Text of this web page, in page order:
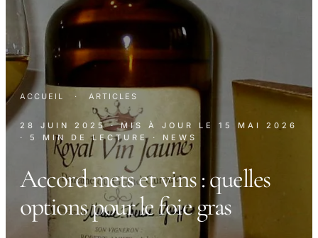
ACCUEIL · ARTICLES
28 JUIN 2025 · MIS À JOUR LE 15 MAI 2026
· 5 MIN DE LECTURE · NEWS
Accord mets et vins : quelles
options pour le foie gras